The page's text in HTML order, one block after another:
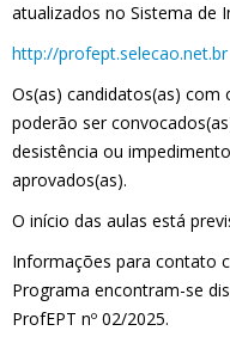
atualizados no Sistema de
http://profept.selecao.net.br
Os(as) candidatos(as) com
poderão ser
desistência ou
aprovados(as).
O início das aulas está
Informações para contato
Programa encontram-se
ProfEPT nº 02/2025.